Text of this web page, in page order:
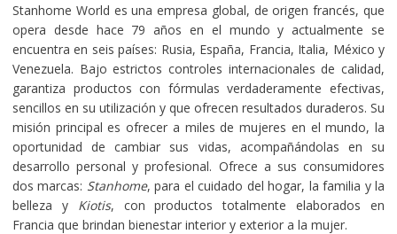
Stanhome World es una empresa global, de origen francés, que
opera desde hace 79 años en el mundo y actualmente se
encuentra en seis países: Rusia, España, Francia, Italia, México y
Venezuela. Bajo estrictos controles internacionales de calidad,
garantiza productos con fórmulas verdaderamente efectivas,
sencillos en su utilización y que ofrecen resultados duraderos. Su
misión principal es ofrecer a miles de mujeres en el mundo, la
oportunidad de cambiar sus vidas, acompañándolas en su
desarrollo personal y profesional. Ofrece a sus consumidores
dos marcas: Stanhome, para el cuidado del hogar, la familia y la
belleza y Kiotis, con productos totalmente elaborados en
Francia que brindan bienestar interior y exterior a la mujer.